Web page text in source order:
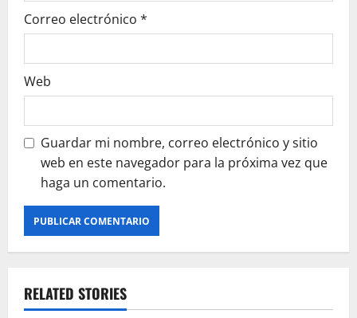
Correo electrónico *
Web
Guardar mi nombre, correo electrónico y sitio
web en este navegador para la próxima vez que
haga un comentario.
RELATED STORIES